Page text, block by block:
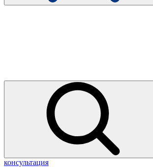
консультация